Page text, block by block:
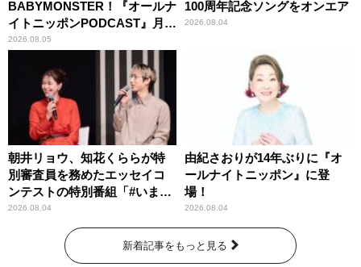
BABYMONSTER！『オールナ
イトニッポンPODCAST』月替
わりパーソナリティ
2026.08.05
100周年記念ソングをオンエア
2026.08.04
朝井リョウ、知花くららが特
別審査員を務めたエッセイコ
ンテストの特別番組「#いまあ
なたに伝えたいこと」
2026.08.04
由紀さおりが14年ぶりに『オ
ールナイトニッポン』に登
場！
2026.08.04
新着記事をもっと見る